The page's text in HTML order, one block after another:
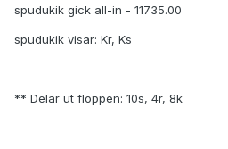
spudukik gick all-in - 11735.00
spudukik visar: Kr, Ks
** Delar ut floppen: 10s, 4r, 8k